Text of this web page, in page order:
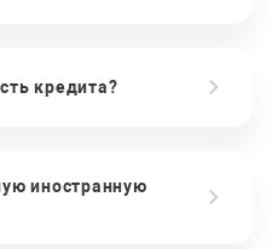
кредита?
иностранную